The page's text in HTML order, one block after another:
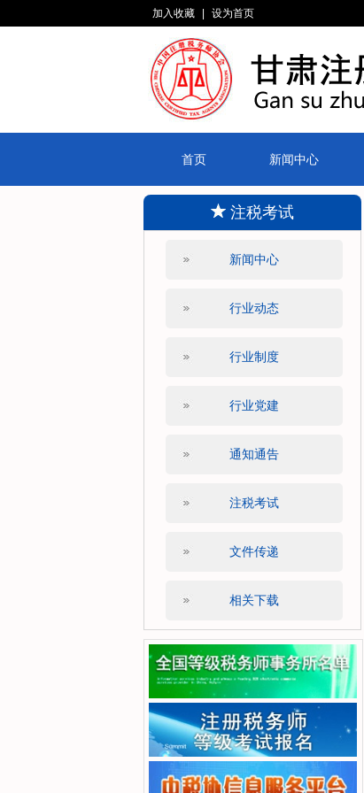
加入收藏 设为首页
首页 新闻中心
注税考试
新闻中心
行业动态
行业制度
行业党建
通知通告
注税考试
文件传递
相关下载